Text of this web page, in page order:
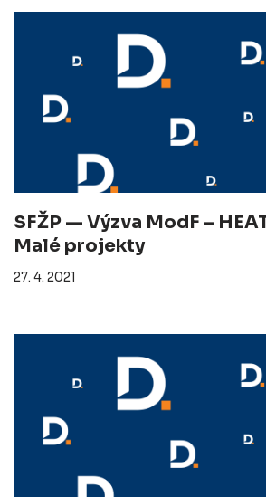
SFŽP — Výzva ModF –
Malé projekty
27. 4. 2021